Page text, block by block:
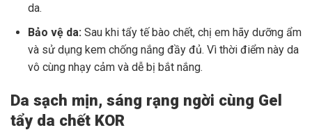
da.
Bảo vệ da: Sau khi tẩy tế bào chết, chị em hãy dưỡng ẩm
và sử dụng kem chống nắng đầy đủ. Vì thời điểm này da
vô cùng nhạy cảm và dễ bị bắt nắng.
Da sạch mịn, sáng rạng ngời cùng Gel
tẩy da chết KOR